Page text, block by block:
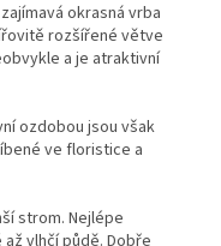
okrasná vrba
rozšířené větve
a je atraktivní
ozdobou jsou však
ve floristice a
strom. Nejlépe